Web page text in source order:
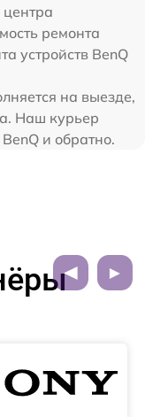
ремонта
устройств BenQ
на выезде,
Наш курьер
и обратно.